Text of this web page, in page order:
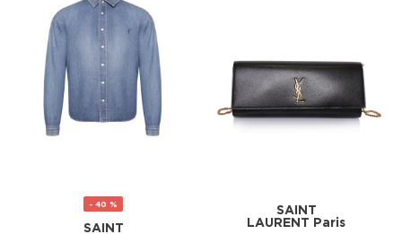
- 40 %
SAINT
SAINT
LAURENT Paris